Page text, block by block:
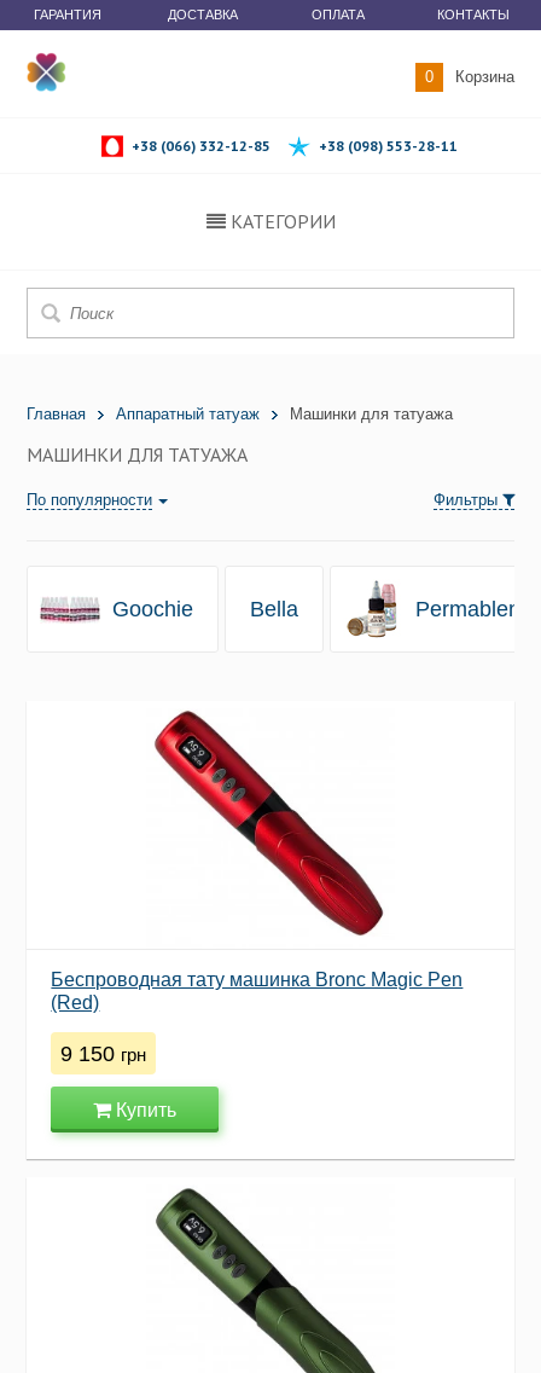
ГАРАНТИЯ ДОСТАВКА ОПЛАТА КОНТАКТЫ
0 Корзина
+38 (066) 332-12-85 +38 (098) 553-28-11
КАТЕГОРИИ
Главная Аппаратный татуаж Машинки для татуажа
МАШИНКИ ДЛЯ ТАТУАЖА
Фильтры
По популярности
Goochie Bella Permablend
Беспроводная тату машинка Bronc Magic Pen
(Red)
9 150 грн
Купить